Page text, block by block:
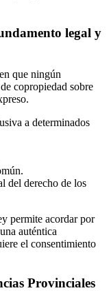
legal y
que ningún
copropiedad sobre
a determinados
del derecho de los
permite acordar por
auténtica
el consentimiento
Provinciales